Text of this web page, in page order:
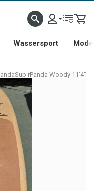
Wassersport
rPanda Woody 11’4"